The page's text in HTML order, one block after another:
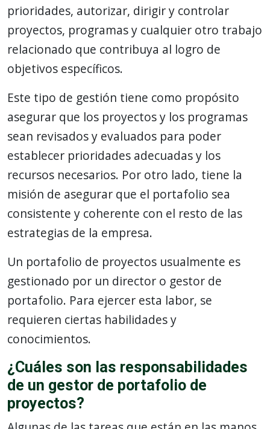
prioridades, autorizar, dirigir y controlar
proyectos, programas y cualquier otro trabajo
relacionado que contribuya al logro de
objetivos específicos.
Este tipo de gestión tiene como propósito
asegurar que los proyectos y los programas
sean revisados y evaluados para poder
establecer prioridades adecuadas y los
recursos necesarios. Por otro lado, tiene la
misión de asegurar que el portafolio sea
consistente y coherente con el resto de las
estrategias de la empresa.
Un portafolio de proyectos usualmente es
gestionado por un director o gestor de
portafolio. Para ejercer esta labor, se
requieren ciertas habilidades y
conocimientos.
¿Cuáles son las responsabilidades
de un gestor de portafolio de
proyectos?